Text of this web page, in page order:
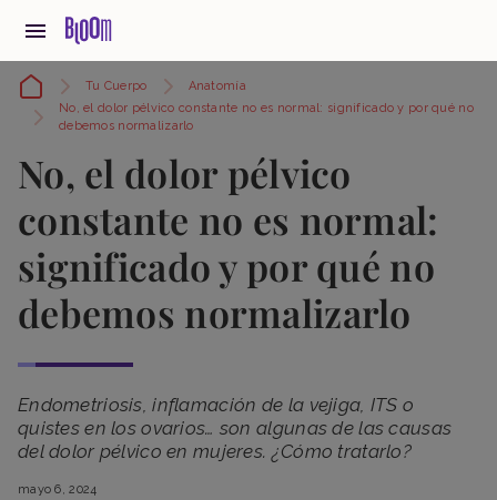
Tu Cuerpo
Anatomía
No, el dolor pélvico constante no es normal: significado y por qué no
debemos normalizarlo
No, el dolor pélvico
constante no es normal:
significado y por qué no
debemos normalizarlo
Endometriosis, inflamación de la vejiga, ITS o
quistes en los ovarios… son algunas de las causas
del dolor pélvico en mujeres. ¿Cómo tratarlo?
mayo 6, 2024